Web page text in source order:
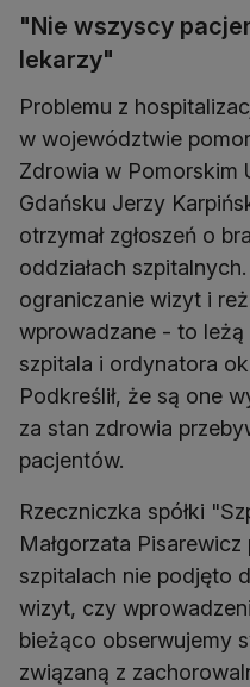
"Nie wszyscy
lekarzy"
Problemu z
w województwie
Zdrowia w Pomorskim
Gdańsku Jerzy
otrzymał zgłoszeń o
oddziałach
ograniczanie wizyt i
wprowadzane - to
szpitala i ordynatora
Podkreślił, że są one
za stan zdrowia
pacjentów.
Rzeczniczka spółki
Małgorzata Pisarewicz
szpitalach nie podjęto
wizyt, czy
bieżąco obserwujemy
związaną z